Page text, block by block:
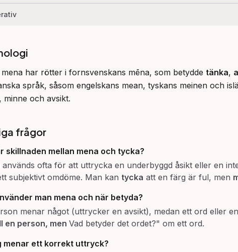
har rötter i fornsvenskans mēna, som betydde tänka,
språk, såsom engelskans mean, tyskans meinen och
minne och avsikt.
frågor
skillnaden mellan mena och tycka?
används ofta för att uttrycka en underbyggd åsikt eller en
subjektivt omdöme. Man kan tycka att en färg är ful, men
man mena och när betyda?
menar något (uttrycker en avsikt), medan ett ord eller
en person, men Vad betyder det ordet?" om ett ord.
menar ett korrekt uttryck?